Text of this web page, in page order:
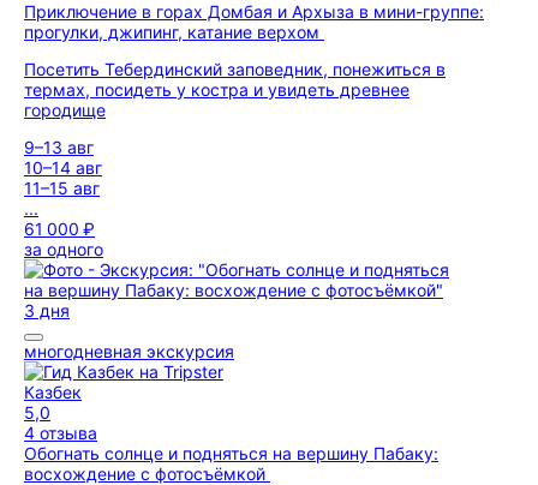
Приключение в горах Домбая и Архыза в мини-группе:
прогулки, джипинг, катание верхом
Посетить Тебердинский заповедник, понежиться в
термах, посидеть у костра и увидеть древнее
городище
9–13 авг
10–14 авг
11–15 авг
...
61 000 ₽
за одного
3 дня
многодневная экскурсия
Казбек
5,0
4 отзыва
Обогнать солнце и подняться на вершину Пабаку:
восхождение с фотосъёмкой